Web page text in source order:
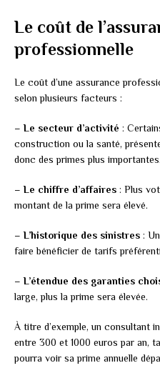
Le coût de
professionnelle
Le coût d’une assurance
selon plusieurs facteurs :
–Le secteur d’activité :
construction ou la santé,
donc des primes plus importantes.
–Le chiffre d’affaires : Plus
montant de la prime sera élevé.
–L’historique des sinistres :
faire bénéficier de tarifs
–L’étendue des garanties
large, plus la prime sera élevée.
À titre d’exemple, un consultant
entre 300 et 1000 euros par an,
pourra voir sa prime annuelle